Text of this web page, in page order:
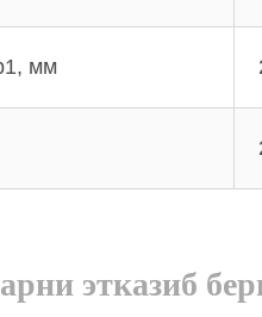
мм
этказиб